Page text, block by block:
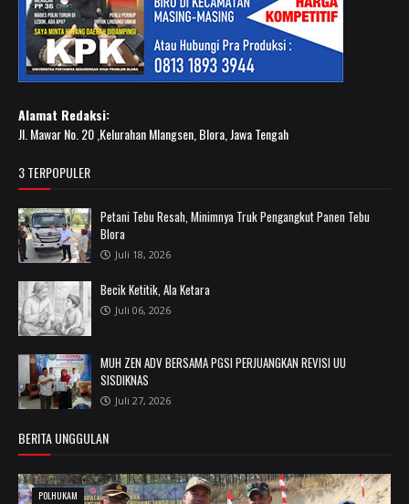
Alamat Redaksi:
Jl. Mawar No. 20 ,Kelurahan Mlangsen, Blora, Jawa Tengah
3 TERPOPULER
Petani Tebu Resah, Minimnya Truk Pengangkut Panen Tebu
Blora
Juli 18, 2026
Becik Ketitik, Ala Ketara
Juli 06, 2026
MUH ZEN ADV BERSAMA PGSI PERJUANGKAN REVISI UU
SISDIKNAS
Juli 27, 2026
BERITA UNGGULAN
POLHUKAM